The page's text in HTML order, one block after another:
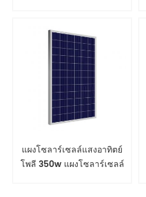
แผงโซลาร์เซลล์แสงอาทิตย์
โพลี 350w แผงโซลาร์เซลล์